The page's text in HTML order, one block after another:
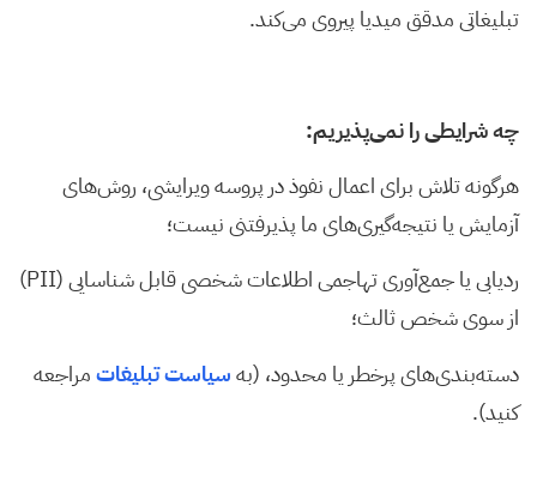
تبلیغاتی مدقق میدیا پیروی می‌کند.
چه شرایطی را نمی‌پذیریم:
هرگونه تلاش برای اعمال نفوذ در پروسه ویرایشی، روش‌های
آزمایش یا نتیجه‌گیری‌های ما پذیرفتنی نیست؛
ردیابی یا جمع‌آوری تهاجمی اطلاعات شخصی قابل شناسایی (PII)
از سوی شخص ثالث؛
دسته‌بندی‌های پرخطر یا محدود، (بهسیاست تبلیغاتمراجعه
کنید).